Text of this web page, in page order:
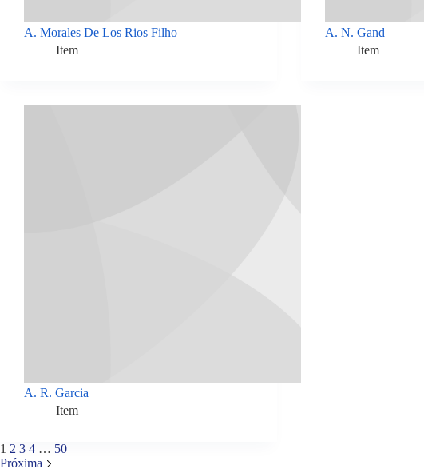
A. Morales De Los Rios Filho
Item
A. N. Gand
Item
A. R. Garcia
Item
1 2 3 4 … 50
Próxima